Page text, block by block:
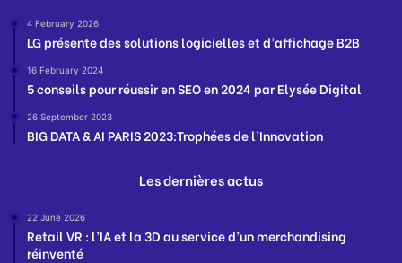
4 February 2026
LG présente des solutions logicielles et d’affichage B2B
16 February 2024
5 conseils pour réussir en SEO en 2024 par Elysée Digital
26 September 2023
BIG DATA & AI PARIS 2023:Trophées de l’Innovation
Les dernières actus
22 June 2026
Retail VR : l’IA et la 3D au service d’un merchandising
réinventé